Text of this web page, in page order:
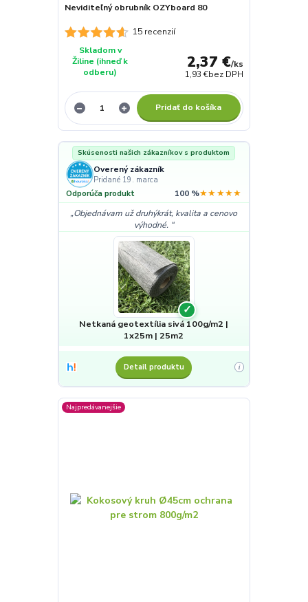
15 recenzií
Neviditeľný obrubník OZYboard 80
2,37 €/ks
1,93 €bez DPH
Skladom v
Žiline (ihneď k
odberu)
Pridať do košíka
Skúsenosti našich zákazníkov s produktom
Overený zákazník
Pridané 19. marca
Odporúča produkt 100 %★★★★★
Objednávam už druhýkrát, kvalita a cenovo
výhodné.
✓
Netkaná geotextília sivá 100g/m2 |
1x25m | 25m2
Detail produktu i
Najpredávanejšie